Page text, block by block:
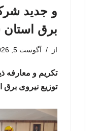
و جدید
برق
از آگوست 5, 2026
تکریم و معارفه
توزیع نیروی